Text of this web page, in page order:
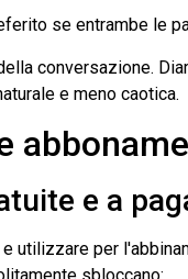
se entrambe le
conversazione.
e meno caotica.
e a
e utilizzare per